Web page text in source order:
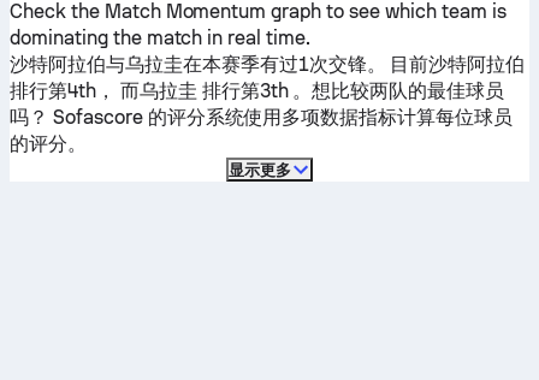
Check the Match Momentum graph to see which team is
dominating the match in real time.
沙特阿拉伯与乌拉圭在本赛季有过1次交锋。 目前沙特阿拉伯
排行第4th， 而乌拉圭 排行第3th 。想比较两队的最佳球员
吗？ Sofascore 的评分系统使用多项数据指标计算每位球员
的评分。
显示更多